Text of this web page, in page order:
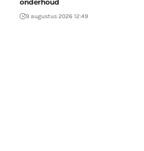
onderhoud
9 augustus 2026 12:49